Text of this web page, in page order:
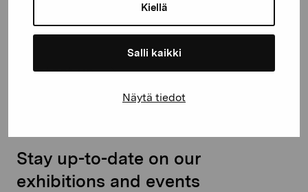
Kiellä
Salli kaikki
Näytä tiedot
Contact us
Stay up-to-date on our
exhibitions and events